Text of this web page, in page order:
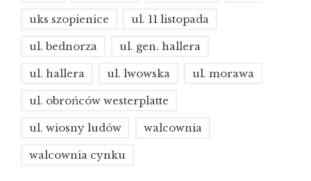
uks szopienice ul. 11 listopada
ul. bednorza ul. gen. hallera
ul. hallera ul. lwowska ul. morawa
ul. obrońców westerplatte
ul. wiosny ludów walcownia
walcownia cynku